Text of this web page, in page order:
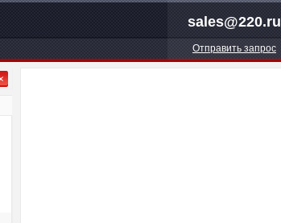
sales@220.ru
Отправить запрос